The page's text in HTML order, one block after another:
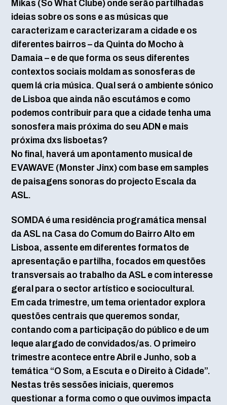
Mikas (So What Clube) onde serão partilhadas
ideias sobre os sons e as músicas que
caracterizam e caracterizaram a cidade e os
diferentes bairros – da Quinta do Mocho à
Damaia – e de que forma os seus diferentes
contextos sociais moldam as sonosferas de
quem lá cria música. Qual será o ambiente sónico
de Lisboa que ainda não escutámos e como
podemos contribuir para que a cidade tenha uma
sonosfera mais próxima do seu ADN e mais
próxima dxs lisboetas?
No final, haverá um apontamento musical de
EVAWAVE (Monster Jinx) com base em samples
de paisagens sonoras do projecto Escala da
ASL.
SOMDA é uma residência programática mensal
da ASL na Casa do Comum do Bairro Alto em
Lisboa, assente em diferentes formatos de
apresentação e partilha, focados em questões
transversais ao trabalho da ASL e com interesse
geral para o sector artístico e sociocultural.
Em cada trimestre, um tema orientador explora
questões centrais que queremos sondar,
contando com a participação do público e de um
leque alargado de convidados/as. O primeiro
trimestre acontece entre Abril e Junho, sob a
temática “O Som, a Escuta e o Direito à Cidade”.
Nestas três sessões iniciais, queremos
questionar a forma como o que ouvimos impacta